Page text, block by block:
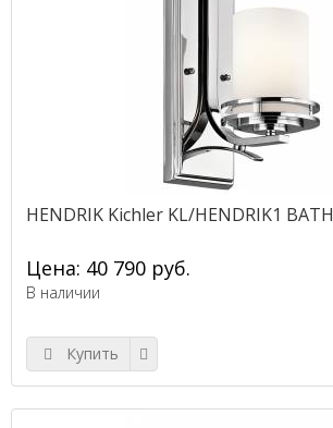
HENDRIK Kichler KL/HENDRIK1 BATH
Цена: 40 790 руб.
В наличии
Купить